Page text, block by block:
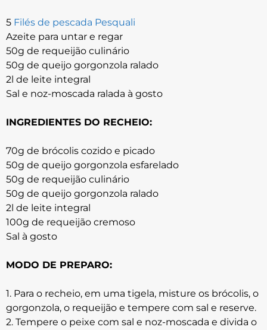
5 Filés de pescada Pesquali
Azeite para untar e regar
50g de requeijão culinário
50g de queijo gorgonzola ralado
2l de leite integral
Sal e noz-moscada ralada à gosto
INGREDIENTES DO RECHEIO:
70g de brócolis cozido e picado
50g de queijo gorgonzola esfarelado
50g de requeijão culinário
50g de queijo gorgonzola ralado
2l de leite integral
100g de requeijão cremoso
Sal à gosto
MODO DE PREPARO:
1. Para o recheio, em uma tigela, misture os brócolis, o
gorgonzola, o requeijão e tempere com sal e reserve.
2. Tempere o peixe com sal e noz-moscada e divida o